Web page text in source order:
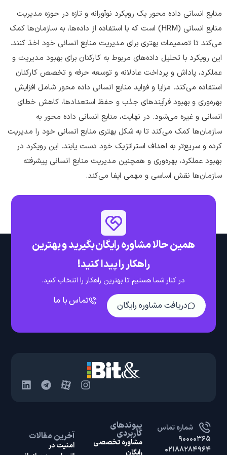
منابع انسانی داده محور یک رویکرد نوآورانه و تازه در حوزه مدیریت
منابع انسانی (HRM) است که با استفاده از داده‌ها، به سازمان‌ها کمک
می‌کند تا تصمیمات بهتری برای مدیریت منابع انسانی خود اخذ کنند.
این رویکرد با تحلیل داده‌های مربوط به کارکنان برای بهبود مدیریت و
عملکرد، پاداش و پرداخت عادلانه و توسعه حرفه و تخصص کارکنان
استفاده می‌کند. مزایا و فواید منابع انسانی داده محور شامل افزایش
بهره‌وری و بهبود فرآیندهای جذب و حفظ استعدادها، کاهش خطای
انسانی و غیره می‌شود. در نهایت، منابع انسانی داده محور به
سازمان‌ها کمک می‌کند تا به شکل بهتری منابع انسانی خود را مدیریت
کرده و سریع‌تر به اهداف استراتژیک خود دست یابند. این رویکرد در
بهبود عملکرد، بهره‌وری و همچنین مدیریت منابع انسانی پیشرفته
سازمان‌ها نقش اساسی و مهمی ایفا می‌کند.
همین حالا مشاوره رایگان بگیرید و بهترین
راهکار را پیدا کنید!
در کنار شما هستیم تا بهترین راهکار را انتخاب کنید.
دریافت مشاوره رایگان تماس با ما
شماره تماس
۹۰۰۰۰۳۶۵
۰۲۱۸۸۲۸۴۹۶۴
پیوندهای
کاربردی
مشاوره تخصصی
رایگان
آخرین مقالات
امنیت در